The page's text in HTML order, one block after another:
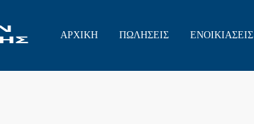
ΑΡΧΙΚΗ ΠΩΛΗΣΕΙΣ ΕΝΟΙΚΙΑΣΕΙΣ